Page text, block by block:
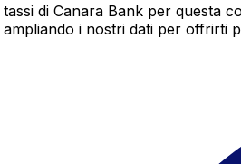
di Canara Bank per questa
i nostri dati per offrirti